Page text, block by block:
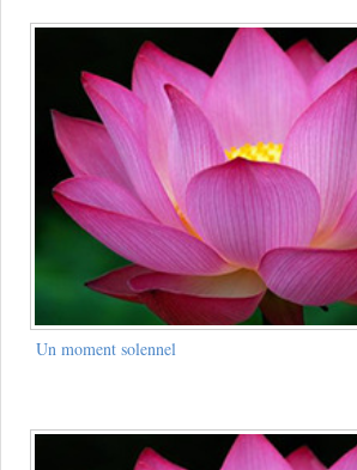
Un moment solennel